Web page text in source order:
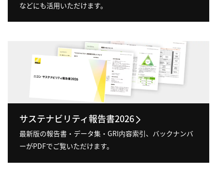
などにも活用いただけます。
サステナビリティ報告書2026
最新版の報告書・データ集・GRI内容索引、バックナンバ
ーがPDFでご覧いただけます。